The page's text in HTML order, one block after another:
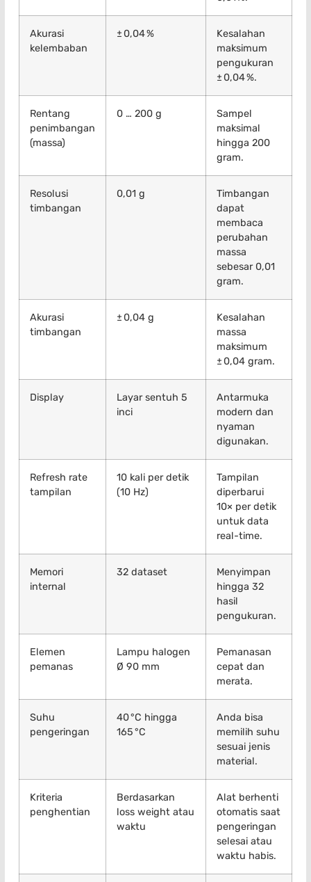
Akurasi
kelembaban
± 0,04 %
Kesalahan
maksimum
pengukuran
± 0,04 %.
Rentang
penimbangan
(massa)
0 … 200 g
Sampel
maksimal
hingga 200
gram.
Resolusi
timbangan
0,01 g
Timbangan
dapat
membaca
perubahan
massa
sebesar 0,01
gram.
Akurasi
timbangan
± 0,04 g
Kesalahan
massa
maksimum
± 0,04 gram.
Display
Layar sentuh 5
inci
Antarmuka
modern dan
nyaman
digunakan.
Refresh rate
tampilan
10 kali per detik
(10 Hz)
Tampilan
diperbarui
10× per detik
untuk data
real-time.
Memori
internal
32 dataset
Menyimpan
hingga 32
hasil
pengukuran.
Elemen
pemanas
Lampu halogen
Ø 90 mm
Pemanasan
cepat dan
merata.
Suhu
pengeringan
40 °C hingga
165 °C
Anda bisa
memilih suhu
sesuai jenis
material.
Kriteria
penghentian
Berdasarkan
loss weight atau
waktu
Alat berhenti
otomatis saat
pengeringan
selesai atau
waktu habis.